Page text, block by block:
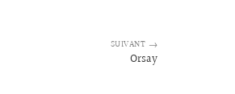
SUIVANT →
Orsay